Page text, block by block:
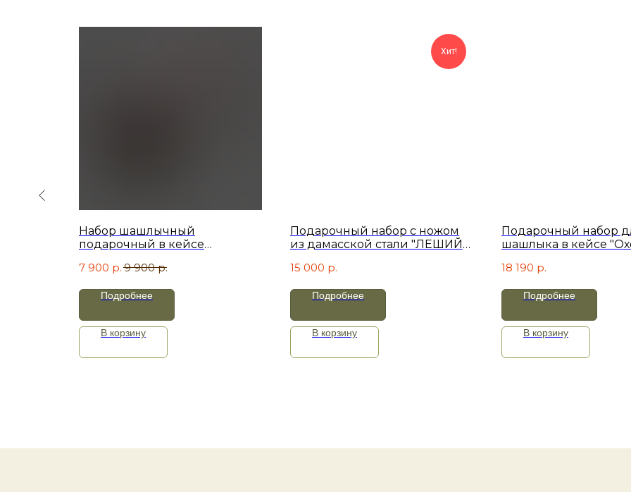
Набор шашлычный
подарочный в кейсе
7 900 р. 9 900 р.
Подробнее
В корзину
Хит!
Подарочный набор c ножом
из дамасской стали "ЛЕШИЙ".
15 000 р.
Подробнее
В корзину
Подарочный набор
шашлыка в кейсе
18 190 р.
Подробнее
В корзину